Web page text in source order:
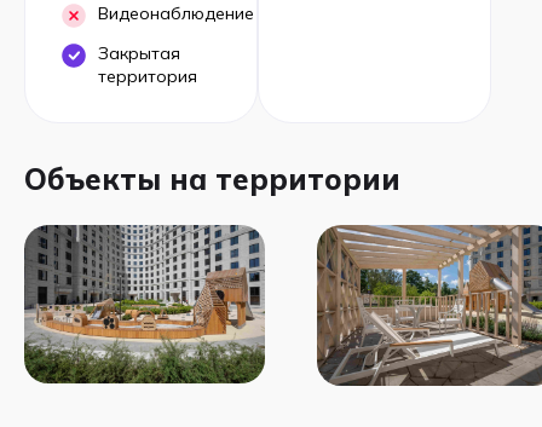
Видеонаблюдение
Закрытая
территория
Объекты на территории